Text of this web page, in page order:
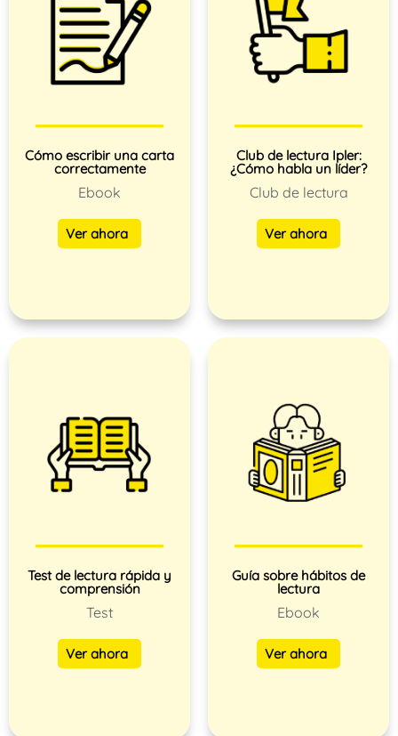
Cómo escribir una carta
correctamente
Ebook
Ver ahora
Club de lectura Ipler:
¿Cómo habla un líder?
Club de lectura
Ver ahora
Test de lectura rápida y
comprensión
Test
Ver ahora
Guía sobre hábitos de
lectura
Ebook
Ver ahora